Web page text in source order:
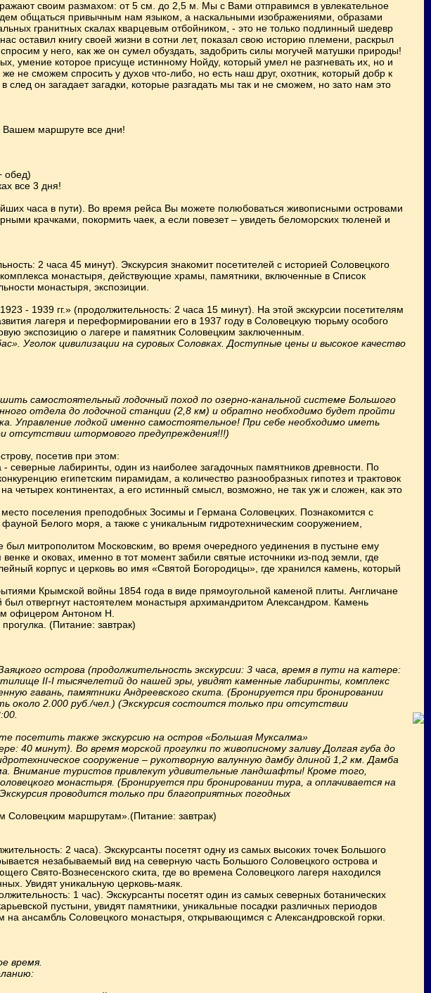
своим размахом: от 5 см. до 2,5 м. Мы с Вами отправимся в увлекательное
общаться привычным нам языком, а наскальными изображениями, образами
гранитных скалах кварцевым отбойником, - это не только подлинный шедевр
оставил книгу своей жизни в сотни лет, показал свою историю племени, раскрыл
у него, как же он сумел обуздать, задобрить силы могучей матушки природы!
умение которое присуще истинному Нойду, который умел не разгневать их, но и
не сможем спросить у духов что-либо, но есть наш друг, охотник, который добр к
он загадает загадки, которые разгадать мы так и не сможем, но зато нам это
Вашем маршруте все дни!
обед)
все 3 дня!
часа в пути). Во время рейса Вы можете полюбоваться живописными островами
крачками, покормить чаек, а если повезет – увидеть беломорских тюленей и
2 часа 45 минут). Экскурсия знакомит посетителей с историей Соловецкого
монастыря, действующие храмы, памятники, включенные в Список
монастыря, экспозиции.
- 1939 гг.» (продолжительность: 2 часа 15 минут). На этой экскурсии посетителям
лагеря и переформировании его в 1937 году в Соловецкую тюрьму особого
экспозицию о лагере и памятник Соловецким заключенным.
Уголок цивилизации на суровых Соловках. Доступные цены и высокое качество
самостоятельный лодочный поход по озерно-канальной системе Большого
отдела до лодочной станции (2,8 км) и обратно необходимо будет пройти
Управление лодкой именно самостоятельное! При себе необходимо иметь
отсутствии штормового предупреждения!!!)
посетив при этом:
северные лабиринты, один из наиболее загадочных памятников древности. По
египетским пирамидам, а количество разнообразных гипотез и трактовок
четырех континентах, а его истинный смысл, возможно, не так уж и сложен, как это
поселения преподобных Зосимы и Германа Соловецких. Познакомится с
Белого моря, а также с уникальным гидротехническим сооружением,
митрополитом Московским, во время очередного уединения в пустыне ему
и оковах, именно в тот момент забили святые источники из-под земли, где
корпус и церковь во имя «Святой Богородицы», где хранился камень, который
Крымской войны 1854 года в виде прямоугольной каменой плиты. Англичане
отвергнут настоятелем монастыря архимандритом Александром. Камень
офицером Антоном Н.
(Питание: завтрак)
острова (продолжительность экскурсии: 3 часа, время в пути на катере:
II-I тысячелетий до нашей эры, увидят каменные лабиринты, комплекс
гавань, памятники Андреевского скита. (Бронируется при бронировании
около 2.000 руб./чел.) (Экскурсия состоится только при отсутствии
посетить также экскурсию на остров «Большая Муксалма»
40 минут). Во время морской прогулки по живописному заливу Долгая губа до
сооружение – рукотворную валунную дамбу длиной 1,2 км. Дамба
Внимание туристов привлекут удивительные ландшафты! Кроме того,
монастыря. (Бронируется при бронировании тура, а оплачивается на
проводится только при благоприятных погодных
маршрутам».(Питание: завтрак)
2 часа). Экскурсанты посетят одну из самых высоких точек Большого
незабываемый вид на северную часть Большого Соловецкого острова и
Свято-Вознесенского скита, где во времена Соловецкого лагеря находился
Увидят уникальную церковь-маяк.
1 час). Экскурсанты посетят один из самых северных ботанических
пустыни, увидят памятники, уникальные посадки различных периодов
ансамбль Соловецкого монастыря, открывающимся с Александровской горки.
время.